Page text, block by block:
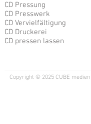
CD Pressung
CD Presswerk
CD Vervielfältigung
CD Druckerei
CD pressen lassen
Copyright © 2025 CUBE